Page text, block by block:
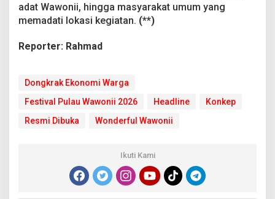
adat Wawonii, hingga masyarakat umum yang
memadati lokasi kegiatan. (**)
Reporter: Rahmad
Dongkrak Ekonomi Warga
Festival Pulau Wawonii 2026
Headline
Konkep
Resmi Dibuka
Wonderful Wawonii
Ikuti Kami